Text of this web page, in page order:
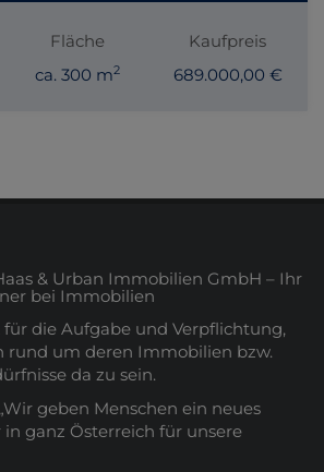
Fläche
ca. 300 m2
Kaufpreis
689.000,00 €
& Urban Immobilien GmbH – Ihr
bei Immobilien
die Aufgabe und Verpflichtung,
rund um deren Immobilien bzw.
da zu sein.
geben Menschen ein neues
in ganz Österreich für unsere